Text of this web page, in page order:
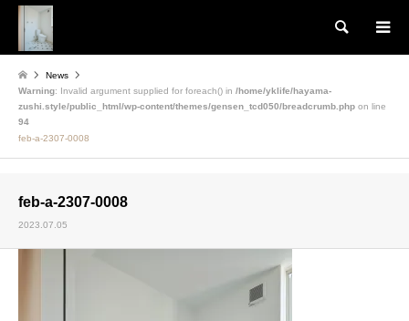
検索
News
Warning: Invalid argument supplied for foreach() in /home/yklife/hayama-
zushi.style/public_html/wp-content/themes/gensen_tcd050/breadcrumb.php on line
94
feb-a-2307-0008
feb-a-2307-0008
2023.07.05